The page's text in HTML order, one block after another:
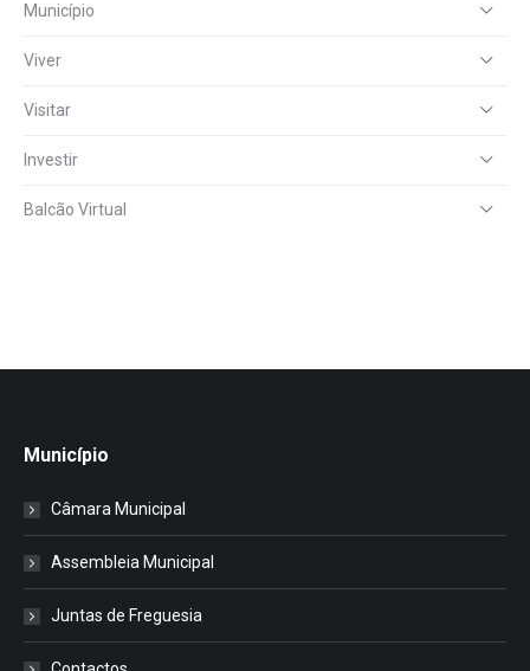
Município
Viver
Visitar
Investir
Balcão Virtual
Município
Câmara Municipal
Assembleia Municipal
Juntas de Freguesia